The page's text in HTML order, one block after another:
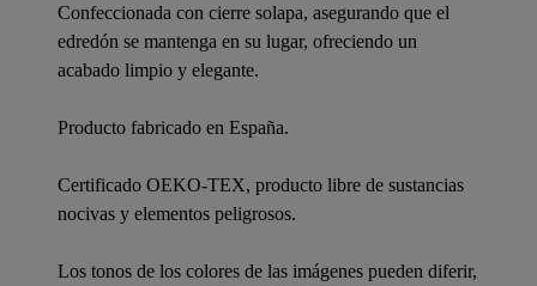
Confeccionada con cierre solapa, asegurando que el
edredón se mantenga en su lugar, ofreciendo un
acabado limpio y elegante.
Producto fabricado en España.
Certificado OEKO-TEX, producto libre de sustancias
nocivas y elementos peligrosos.
Los tonos de los colores de las imágenes pueden diferir,